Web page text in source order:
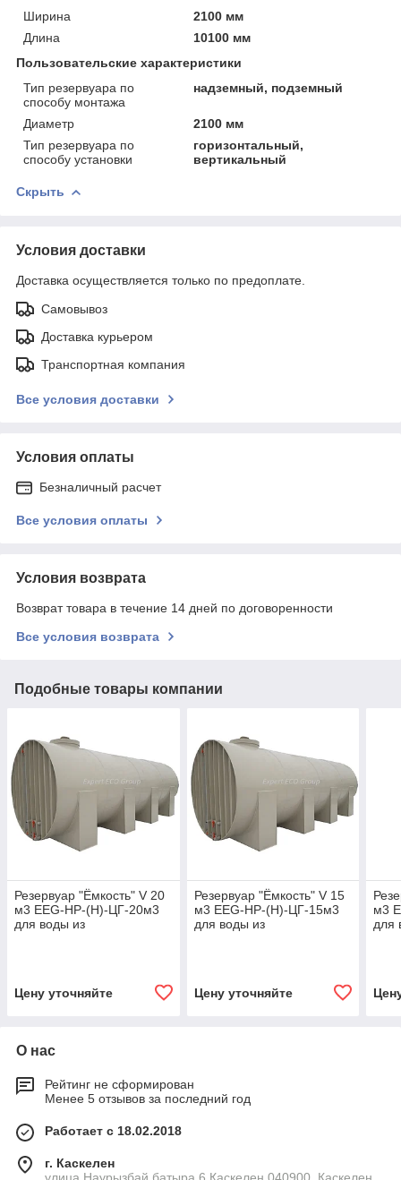
Ширина
2100 мм
Длина
10100 мм
Пользовательские характеристики
Тип резервуара по
способу монтажа
надземный, подземный
Диаметр
2100 мм
Тип резервуара по
способу установки
горизонтальный,
вертикальный
Скрыть
Условия доставки
Доставка осуществляется только по предоплате.
Самовывоз
Доставка курьером
Транспортная компания
Все условия доставки
Условия оплаты
Безналичный расчет
Все условия оплаты
Условия возврата
Возврат товара в течение 14 дней по договоренности
Все условия возврата
Подобные товары компании
Резервуар "Ёмкость" V 20
м3 EEG-НР-(Н)-ЦГ-20м3
для воды из
Цену уточняйте
Резервуар "Ёмкость" V 15
м3 EEG-НР-(Н)-ЦГ-15м3
для воды из
Цену уточняйте
м3
для
О нас
Рейтинг не сформирован
Менее 5 отзывов за последний год
Работает с 18.02.2018
г. Каскелен